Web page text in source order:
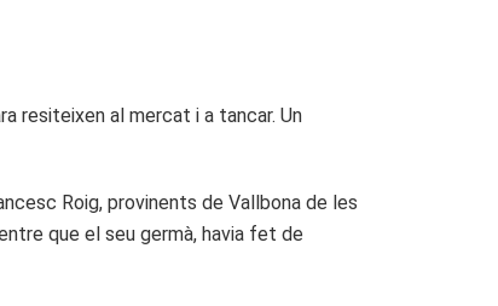
resiteixen al mercat i a tancar. Un
Roig, provinents de Vallbona de les
que el seu germà, havia fet de